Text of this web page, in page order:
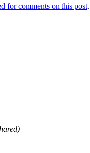
for comments on this post.